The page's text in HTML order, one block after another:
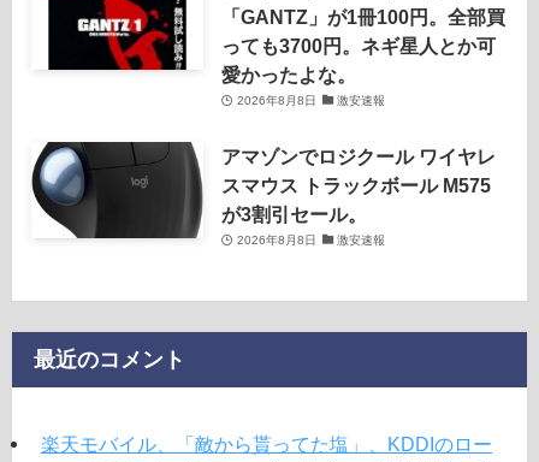
「GANTZ」が1冊100円。全部買
っても3700円。ネギ星人とか可
愛かったよな。
2026年8月8日 激安速報
アマゾンでロジクール ワイヤレ
スマウス トラックボール M575
が3割引セール。
2026年8月8日 激安速報
最近のコメント
楽天モバイル、「敵から貰ってた塩」、KDDIのロー